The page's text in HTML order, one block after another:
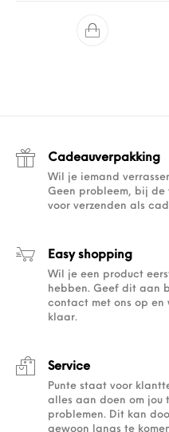
Cadeauverpakking
Wil je iemand
Geen probleem, bij de
voor verzenden als
Easy shopping
Wil je een product
hebben. Geef dit aan
contact met ons op en
klaar.
Service
Punte staat voor
alles aan doen om jou
problemen. Dit kan
gewoon langs te